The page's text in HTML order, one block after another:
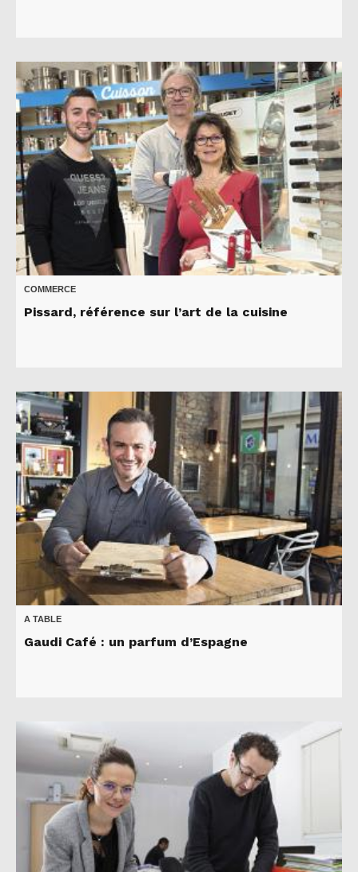
COMMERCE
Pissard, référence sur l’art de la cuisine
A TABLE
Gaudi Café : un parfum d’Espagne